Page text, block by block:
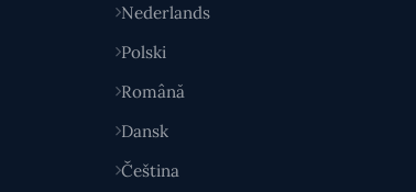
Nederlands
Polski
Română
Dansk
Čeština